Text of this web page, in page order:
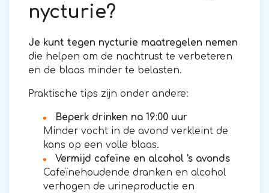
nycturie?
Je kunt tegen nycturie maatregelen nemen
die helpen om de nachtrust te verbeteren
en de blaas minder te belasten.
Praktische tips zijn onder andere:
Beperk drinken na 19:00 uur
Minder vocht in de avond verkleint de
kans op een volle blaas.
Vermijd cafeïne en alcohol 's avonds
Cafeïnehoudende dranken en alcohol
verhogen de urineproductie en